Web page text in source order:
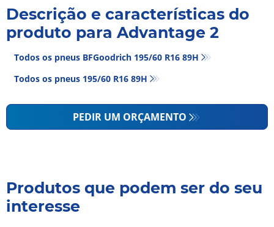
Descrição e características do
produto para Advantage 2
Todos os pneus BFGoodrich 195/60 R16 89H
Todos os pneus‎ 195/60 R16 89H
PEDIR UM ORÇAMENTO
Produtos que podem ser do seu
interesse